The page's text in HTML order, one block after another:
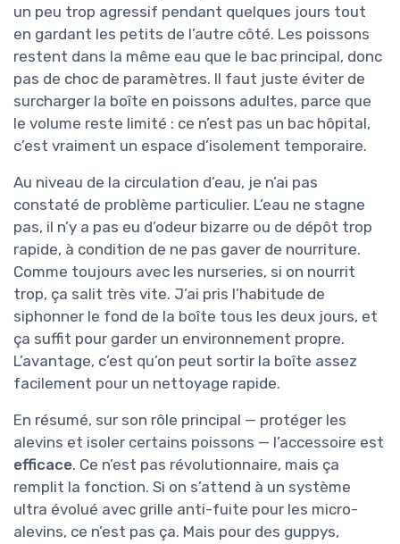
un peu trop agressif pendant quelques jours tout
en gardant les petits de l’autre côté. Les poissons
restent dans la même eau que le bac principal, donc
pas de choc de paramètres. Il faut juste éviter de
surcharger la boîte en poissons adultes, parce que
le volume reste limité : ce n’est pas un bac hôpital,
c’est vraiment un espace d’isolement temporaire.
Au niveau de la circulation d’eau, je n’ai pas
constaté de problème particulier. L’eau ne stagne
pas, il n’y a pas eu d’odeur bizarre ou de dépôt trop
rapide, à condition de ne pas gaver de nourriture.
Comme toujours avec les nurseries, si on nourrit
trop, ça salit très vite. J’ai pris l’habitude de
siphonner le fond de la boîte tous les deux jours, et
ça suffit pour garder un environnement propre.
L’avantage, c’est qu’on peut sortir la boîte assez
facilement pour un nettoyage rapide.
En résumé, sur son rôle principal — protéger les
alevins et isoler certains poissons — l’accessoire est
efficace. Ce n’est pas révolutionnaire, mais ça
remplit la fonction. Si on s’attend à un système
ultra évolué avec grille anti-fuite pour les micro-
alevins, ce n’est pas ça. Mais pour des guppys,